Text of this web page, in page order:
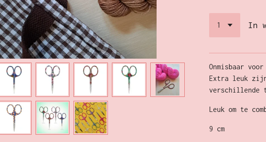
In
Onmisbaar
Extra leuk
Leuk om te
9 cm